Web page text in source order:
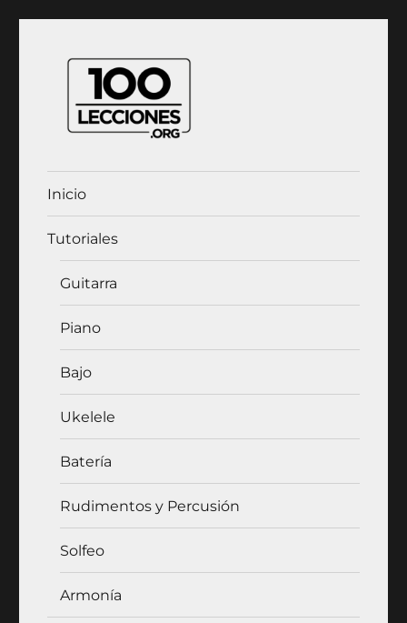
100Lecciones.Org
Inicio
Tutoriales
Guitarra
Piano
Bajo
Ukelele
Batería
Rudimentos y Percusión
Solfeo
Armonía